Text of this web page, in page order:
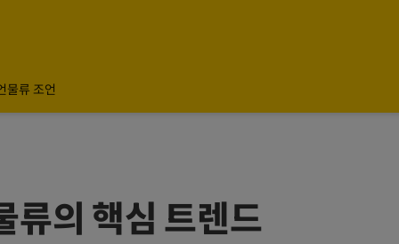
물류 조언
류의 핵심 트렌드